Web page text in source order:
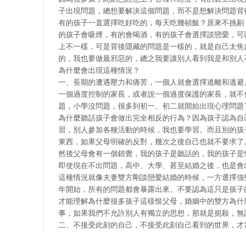
子出現問題，總想要解決這個問題，而不是想解決問題背
有的孩子一直選擇吃好吃的，每天吃幾頓飯？原來不挑
的孩子會吸煙，有的會喝酒，有的孩子會選擇談戀愛，
上不一樣，可是背後隱藏的問題是一樣的，就是自己太
的，我也要做最邪惡的，總之我要讓別人看到我是和別人
為什麼會出現這種情況？
一、長期的遭遇壓力和痛苦，一個人就會選擇逃離和逃避
一個過度控制的家長，或者說一個過度保護的家長，就
題，小學沒問題，很多到初一、初二就開始出現心理問
為什麼聽話孩子會做出完全相反的行為？因為孩子認為
習，別人參加各種活動的時候，我也要學習。而且別的
東西，如果父母明確的反對，幾次之後自己也就不要求了
然後父母會有一個錯覺，我的孩子是聽話的，我的孩子
即使現在不出問題，高中、大學、甚至結婚之後，也是會
這種情況就像夫妻雙方剛談戀愛結婚的時候，一方選擇
年開始，所有的問題都會暴露出來。不要認為這只是孩
才能理解為什麼很多孩子這樣恨父母，婚姻中的雙方為
事，如果我們不允許別人有獨立的思想，那就是扼殺，無
二、不接受此刻的自己，不接受此刻自己看到的世界，